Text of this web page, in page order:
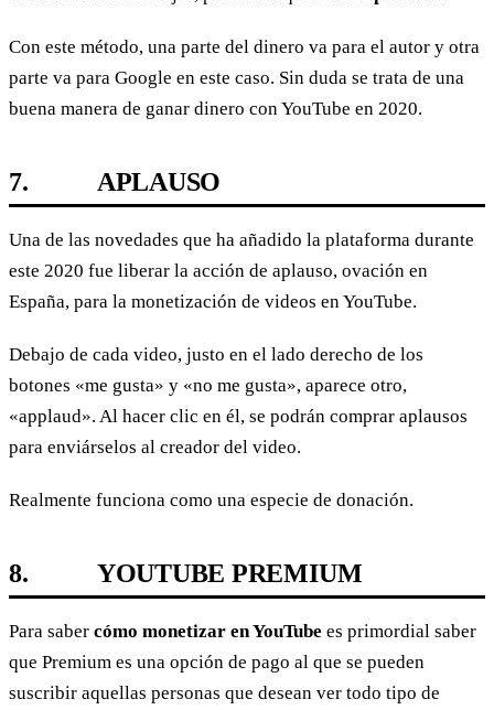
Con este método, una parte del dinero va para el autor y otra
parte va para Google en este caso. Sin duda se trata de una
buena manera de ganar dinero con YouTube en 2020.
7. APLAUSO
Una de las novedades que ha añadido la plataforma durante
este 2020 fue liberar la acción de aplauso, ovación en
España, para la monetización de videos en YouTube.
Debajo de cada video, justo en el lado derecho de los
botones «me gusta» y «no me gusta», aparece otro,
«applaud». Al hacer clic en él, se podrán comprar aplausos
para enviárselos al creador del video.
Realmente funciona como una especie de donación.
8. YOUTUBE PREMIUM
Para saber cómo monetizar en YouTube es primordial saber
que Premium es una opción de pago al que se pueden
suscribir aquellas personas que desean ver todo tipo de